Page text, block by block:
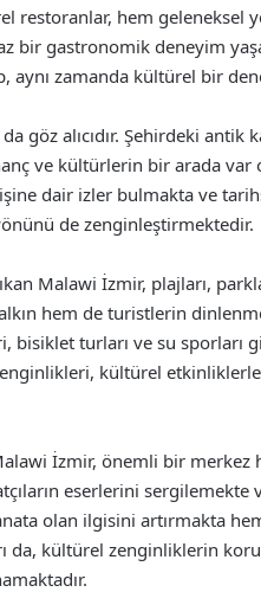
restoranlar, hem
bir gastronomik deneyim
aynı zamanda kültürel bir
göz alıcıdır. Şehirdeki
ve kültürlerin bir arada var
dair izler bulmakta ve
de zenginleştirmektedir.
Malawi İzmir, plajları,
hem de turistlerin
bisiklet turları ve su
kültürel
İzmir, önemli bir
eserlerini sergilemekte
olan ilgisini artırmakta
da, kültürel zenginliklerin